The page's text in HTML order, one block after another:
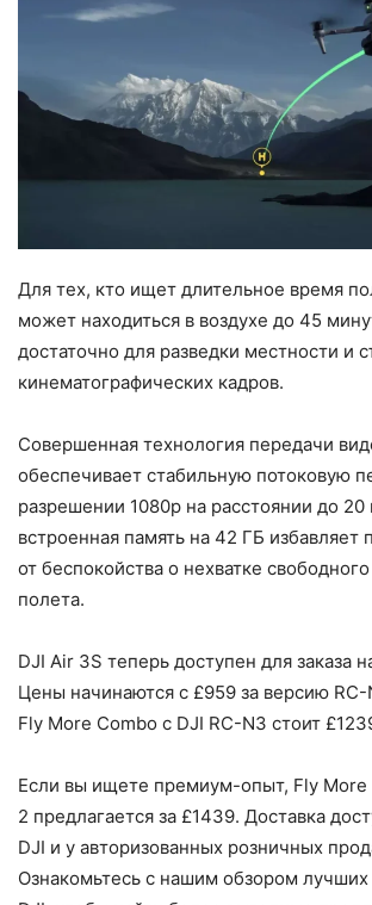
Для тех, кто ищет длительное время
может находиться в воздухе до 45
достаточно для разведки местности и
кинематографических кадров.
Совершенная технология передачи
обеспечивает стабильную потоковую
разрешении 1080p на расстоянии до
встроенная память на 42 ГБ избавляет
от беспокойства о нехватке
полета.
DJI Air 3S теперь доступен для заказа
Цены начинаются с £959 за версию
Fly More Combo с DJI RC-N3 стоит
Если вы ищете премиум-опыт, Fly More
2 предлагается за £1439. Доставка
DJI и у авторизованных розничных
Ознакомьтесь с нашим обзором